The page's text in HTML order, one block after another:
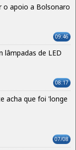
o apoio a Bolsonaro
09:46
lâmpadas de LED
08:17
acha que foi 'longe
07/08